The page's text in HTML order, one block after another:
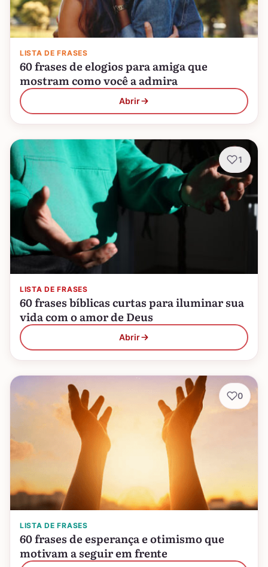
LISTA DE FRASES
60 frases de elogios para amiga que
mostram como você a admira
Abrir
LISTA DE FRASES
60 frases bíblicas curtas para iluminar sua
vida com o amor de Deus
Abrir
1
LISTA DE FRASES
60 frases de esperança e otimismo que
motivam a seguir em frente
0